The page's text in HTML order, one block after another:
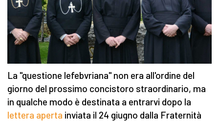
La "questione lefebvriana" non era all'ordine del
giorno del prossimo concistoro straordinario, ma
in qualche modo è destinata a entrarvi dopo la
lettera aperta inviata il 24 giugno dalla Fraternità